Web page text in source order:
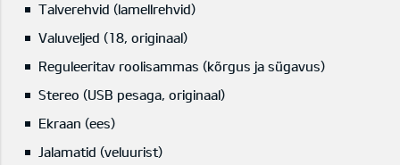
Talverehvid (lamellrehvid)
Valuveljed (18, originaal)
Reguleeritav roolisammas (kõrgus ja sügavus)
Stereo (USB pesaga, originaal)
Ekraan (ees)
Jalamatid (veluurist)